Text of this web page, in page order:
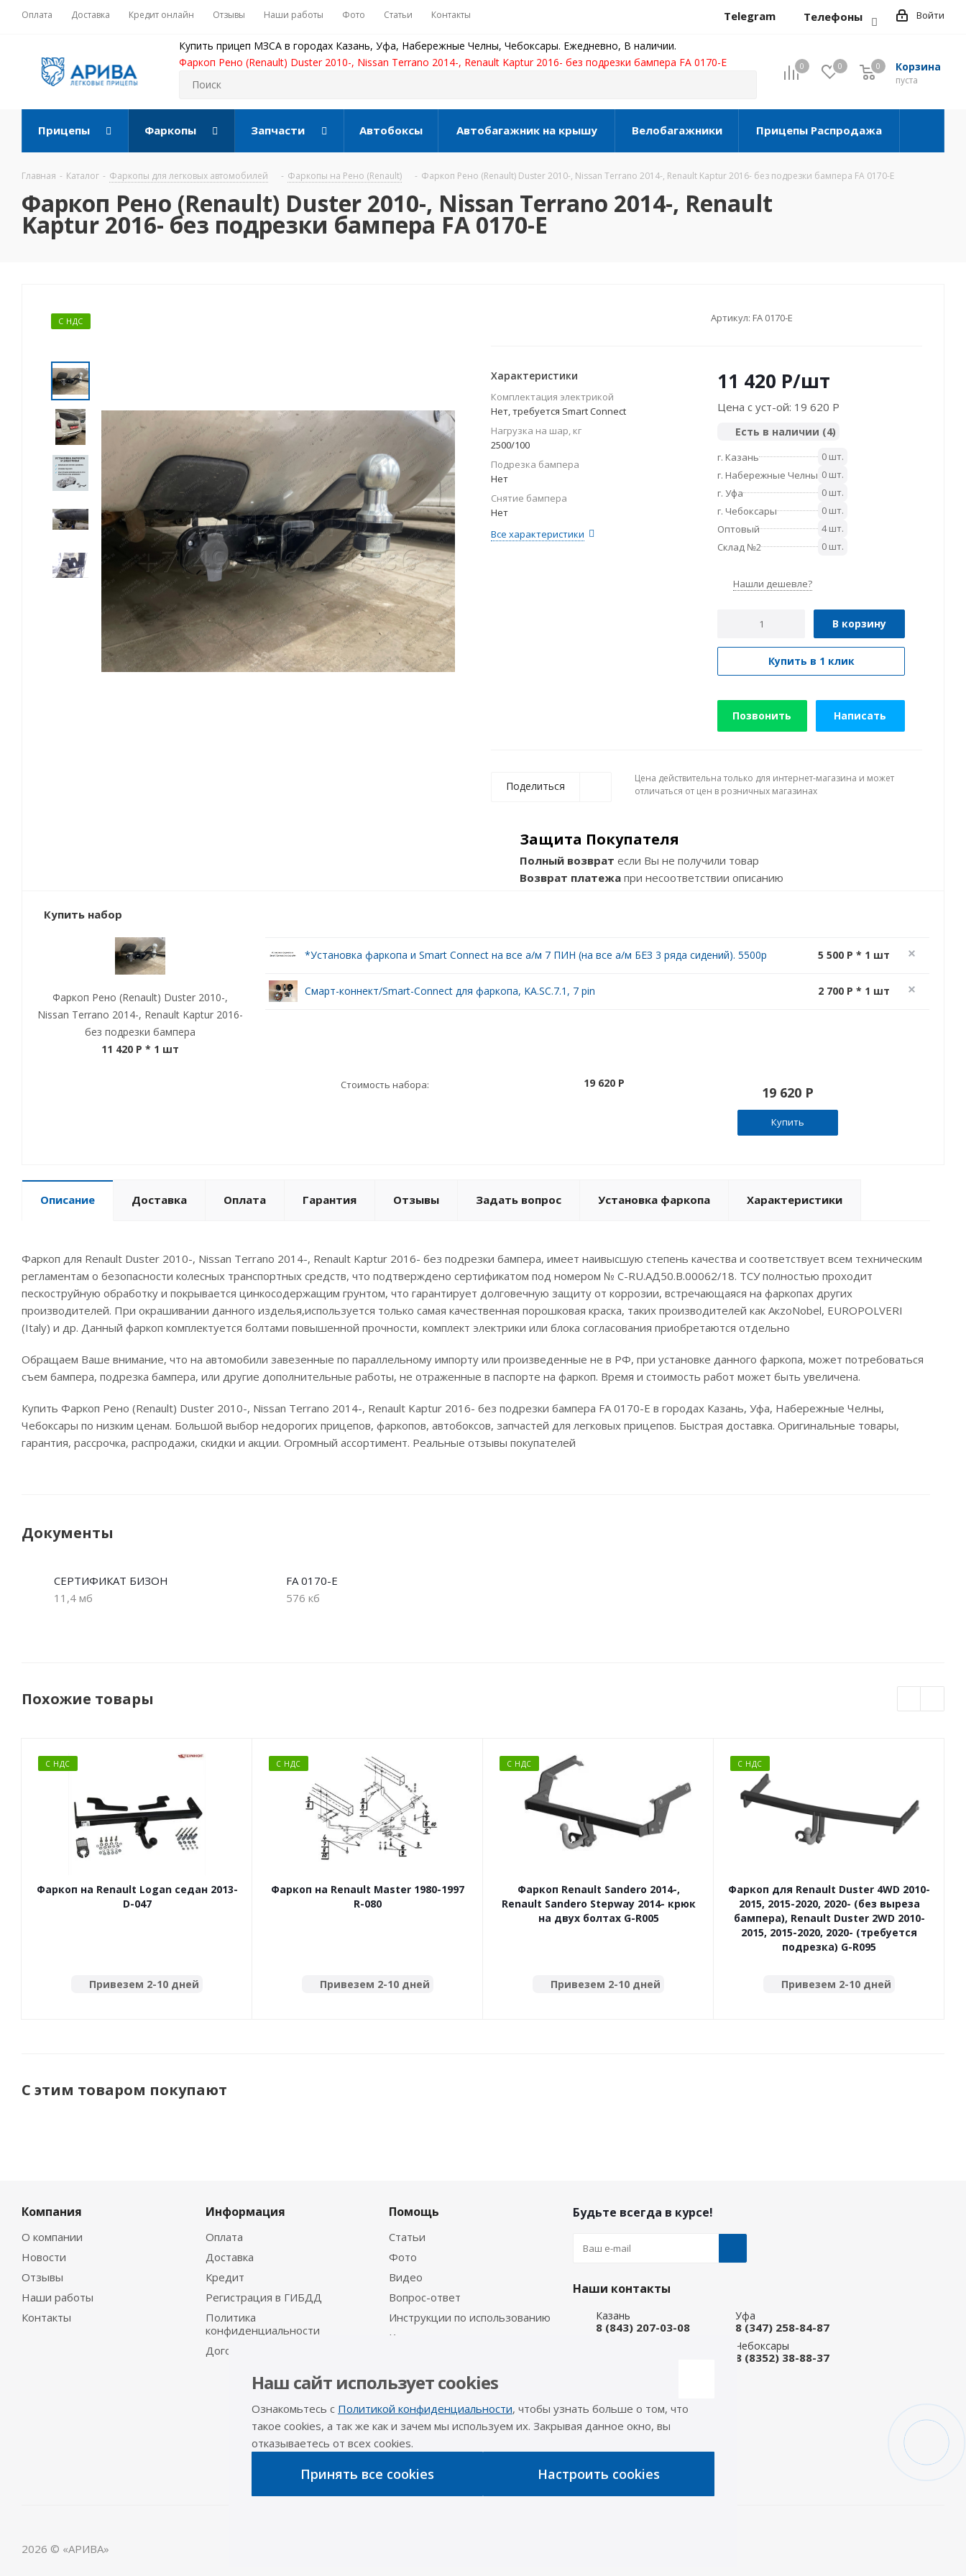
Оплата Доставка Кредит онлайн Отзывы Наши работы Фото Статьи Контакты Войти
Telegram Телефоны
Купить прицеп МЗСА в городах Казань, Уфа, Набережные Челны, Чебоксары. Ежедневно, В наличии.
Фаркоп Рено (Renault) Duster 2010-, Nissan Terrano 2014-, Renault Kaptur 2016- без подрезки бампера FA 0170-E
0 0 Корзина
0
пуста
0
Прицепы Фаркопы Запчасти Автобоксы Автобагажник на крышу Велобагажники Прицепы Распродажа
Главная - Каталог - Фаркопы для легковых автомобилей - Фаркопы на Рено (Renault) - Фаркоп Рено (Renault) Duster 2010-, Nissan Terrano 2014-, Renault Kaptur 2016- без подрезки бампера FA 0170-E
Фаркоп Рено (Renault) Duster 2010-, Nissan Terrano 2014-, Renault
Kaptur 2016- без подрезки бампера FA 0170-E
С НДС Артикул: FA 0170-E
Характеристики
Комплектация электрикой
Нет, требуется Smart Connect
Нагрузка на шар, кг
2500/100
Подрезка бампера
Нет
Снятие бампера
Нет
Все характеристики
11 420 P/шт
Цена с уст-ой: 19 620 P
Есть в наличии (4)
г. Казань
0 шт.
г. Набережные Челны 0 шт.
г. Уфа
0 шт.
г. Чебоксары
0 шт.
Оптовый
4 шт.
Склад №2
0 шт.
Нашли дешевле?
В корзину
Купить в 1 клик
Позвонить Написать
Поделиться
Цена действительна только для интернет-магазина и может
отличаться от цен в розничных магазинах
Защита Покупателя
Полный возврат если Вы не получили товар
Возврат платежа при несоответствии описанию
Купить набор
Фаркоп Рено (Renault) Duster 2010-,
Nissan Terrano 2014-, Renault Kaptur 2016-
без подрезки бампера
11 420 P * 1 шт
*Установка фаркопа и Smart Connect на все а/м 7 ПИН (на все а/м БЕЗ 3 ряда сидений). 5500р 5 500 P * 1 шт
Смарт-коннект/Smart-Connect для фаркопа, KA.SC.7.1, 7 pin 2 700 P * 1 шт
Стоимость набора: 19 620 P
19 620 P
Купить
Описание Доставка Оплата Гарантия Отзывы Задать вопрос Установка фаркопа Характеристики
Фаркоп для Renault Duster 2010-, Nissan Terrano 2014-, Renault Kaptur 2016- без подрезки бампера, имеет наивысшую степень качества и соответствует всем техническим
регламентам о безопасности колесных транспортных средств, что подтверждено сертификатом под номером № C-RU.АД50.В.00062/18. ТСУ полностью проходит
пескоструйную обработку и покрывается цинкосодержащим грунтом, что гарантирует долговечную защиту от коррозии, встречающаяся на фаркопах других
производителей. При окрашивании данного изделья,используется только самая качественная порошковая краска, таких производителей как AкzоNоbel, ЕUROPOLVERI
(Italy) и др. Данный фаркоп комплектуется болтами повышенной прочности, комплект электрики или блока согласования приобретаются отдельно
Обращаем Ваше внимание, что на автомобили завезенные по параллельному импорту или произведенные не в РФ, при установке данного фаркопа, может потребоваться
съем бампера, подрезка бампера, или другие дополнительные работы, не отраженные в паспорте на фаркоп. Время и стоимость работ может быть увеличена.
Купить Фаркоп Рено (Renault) Duster 2010-, Nissan Terrano 2014-, Renault Kaptur 2016- без подрезки бампера FA 0170-E в городах Казань, Уфа, Набережные Челны,
Чебоксары по низким ценам. Большой выбор недорогих прицепов, фаркопов, автобоксов, запчастей для легковых прицепов. Быстрая доставка. Оригинальные товары,
гарантия, рассрочка, распродажи, скидки и акции. Огромный ассортимент. Реальные отзывы покупателей
Документы
СЕРТИФИКАТ БИЗОН
11,4 мб
FA 0170-E
576 кб
Похожие товары
С НДС
Фаркоп на Renault Logan седан 2013-
D-047
Привезем 2-10 дней
С НДС
Фаркоп на Renault Master 1980-1997
R-080
Привезем 2-10 дней
С НДС
Фаркоп Renault Sandero 2014-,
Renault Sandero Stepway 2014- крюк
на двух болтах G-R005
Привезем 2-10 дней
С НДС
Фаркоп для Renault Duster 4WD 2010-
2015, 2015-2020, 2020- (без выреза
бампера), Renault Duster 2WD 2010-
2015, 2015-2020, 2020- (требуется
подрезка) G-R095
Привезем 2-10 дней
С этим товаром покупают
Компания
О компании
Новости
Отзывы
Наши работы
Контакты
Информация
Оплата
Доставка
Кредит
Регистрация в ГИБДД
Политика
конфиденциальности
Договор-оферта
Помощь
Статьи
Фото
Видео
Вопрос-ответ
Инструкции по использованию
Каталог производителя
Будьте всегда в курсе!
Наши контакты
Казань
8 (843) 207-03-08
Уфа
8 (347) 258-84-87
Чебоксары
8 (8352) 38-88-37
info@a-pricep.ru
2026 © «АРИВА»
Наш сайт использует cookies
Ознакомьтесь с Политикой конфиденциальности, чтобы узнать больше о том, что
такое cookies, а так же как и зачем мы используем их. Закрывая данное окно, вы
отказываетесь от всех cookies.
Принять все cookies Настроить cookies